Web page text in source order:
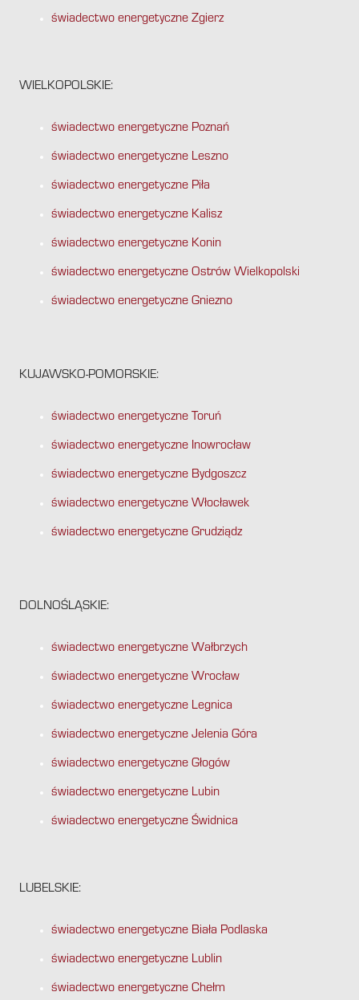
świadectwo energetyczne Zgierz
WIELKOPOLSKIE:
świadectwo energetyczne Poznań
świadectwo energetyczne Leszno
świadectwo energetyczne Piła
świadectwo energetyczne Kalisz
świadectwo energetyczne Konin
świadectwo energetyczne Ostrów Wielkopolski
świadectwo energetyczne Gniezno
KUJAWSKO-POMORSKIE:
świadectwo energetyczne Toruń
świadectwo energetyczne Inowrocław
świadectwo energetyczne Bydgoszcz
świadectwo energetyczne Włocławek
świadectwo energetyczne Grudziądz
DOLNOŚLĄSKIE:
świadectwo energetyczne Wałbrzych
świadectwo energetyczne Wrocław
świadectwo energetyczne Legnica
świadectwo energetyczne Jelenia Góra
świadectwo energetyczne Głogów
świadectwo energetyczne Lubin
świadectwo energetyczne Świdnica
LUBELSKIE:
świadectwo energetyczne Biała Podlaska
świadectwo energetyczne Lublin
świadectwo energetyczne Chełm